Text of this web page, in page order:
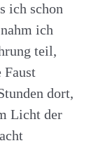
ich schon
ich
teil,
Faust
dort,
Licht der